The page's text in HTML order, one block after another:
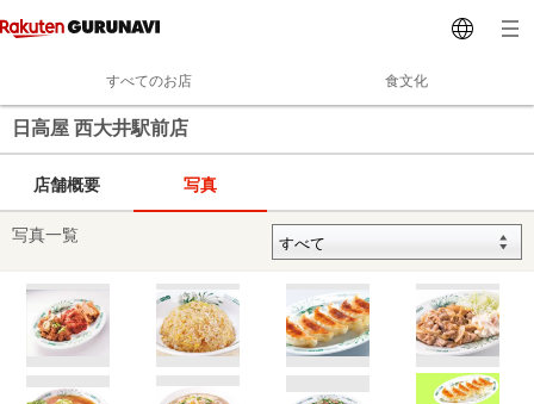
すべてのお店 食文化
日高屋 西大井駅前店
店舗概要 写真
写真一覧